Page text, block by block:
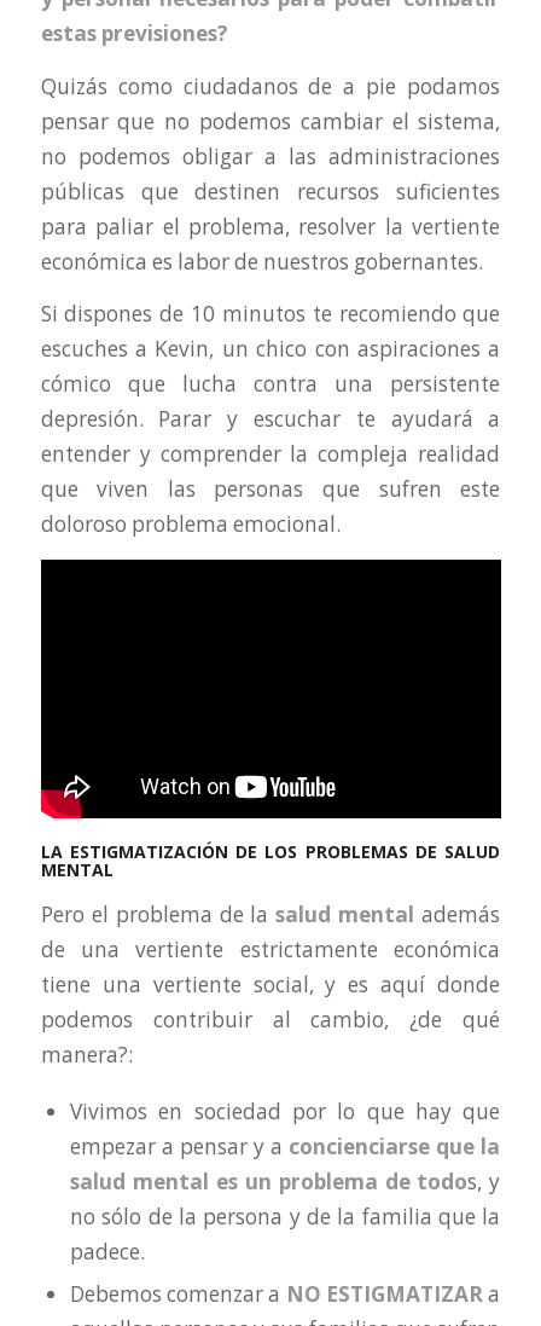
estas previsiones?
Quizás como ciudadanos de a pie podamos
pensar que no podemos cambiar el sistema,
no podemos obligar a las administraciones
públicas que destinen recursos suficientes
para paliar el problema, resolver la vertiente
económica es labor de nuestros gobernantes.
Si dispones de 10 minutos te recomiendo que
escuches a Kevin, un chico con aspiraciones a
cómico que lucha contra una persistente
depresión. Parar y escuchar te ayudará a
entender y comprender la compleja realidad
que viven las personas que sufren este
doloroso problema emocional.
LA ESTIGMATIZACIÓN DE LOS PROBLEMAS DE SALUD
MENTAL
Pero el problema de lasalud mental además
de una vertiente estrictamente económica
tiene una vertiente social, y es aquí donde
podemos contribuir al cambio, ¿de qué
manera?:
Vivimos en sociedad por lo que hay que
empezar a pensar y a concienciarse que la
salud mental es un problema de todos, y
no sólo de la persona y de la familia que la
padece.
Debemos comenzar a NO ESTIGMATIZARa